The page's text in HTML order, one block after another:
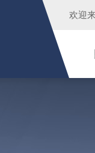
欢迎